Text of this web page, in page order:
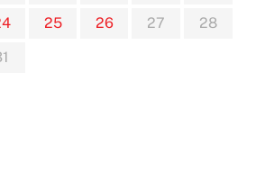
25 26 27
28